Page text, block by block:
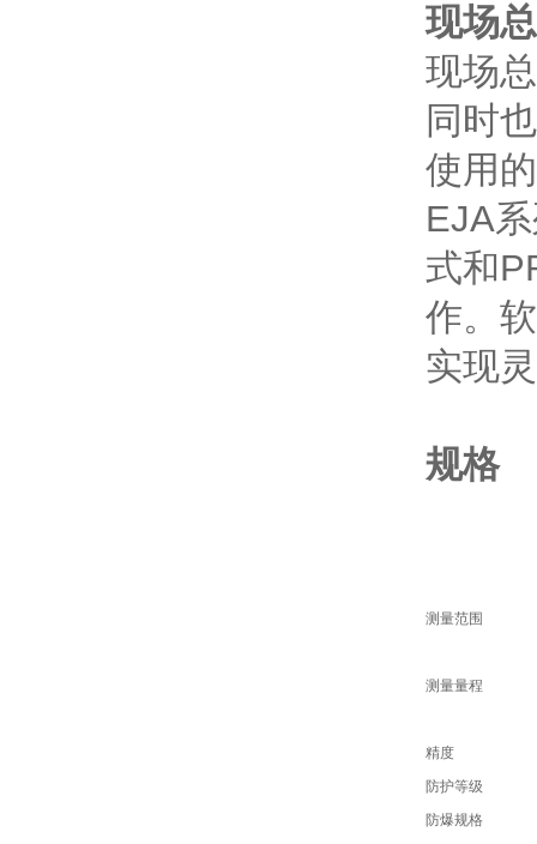
现场
现场
同时
使用
EJA
式和
作。
实现
规格
测量范围
测量量程
精度
防护等级
防爆规格